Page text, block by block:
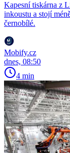
Kapesní tiskárna z
inkoustu a stojí
černobílé.
Mobify.cz
dnes, 08:50
4 min